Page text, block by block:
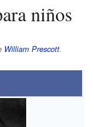
niños
William Prescott.